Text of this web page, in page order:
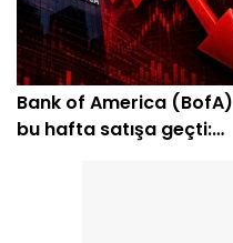
Bank of America (BofA)
bu hafta satışa geçti: